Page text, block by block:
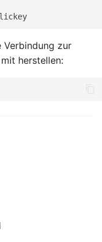
Verbindung zur
herstellen: